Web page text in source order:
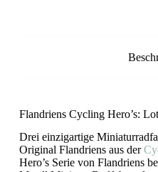
Flandriens Cycling Hero’s:
Drei einzigartige
Original Flandriens aus der
Hero’s Serie von Flandriens